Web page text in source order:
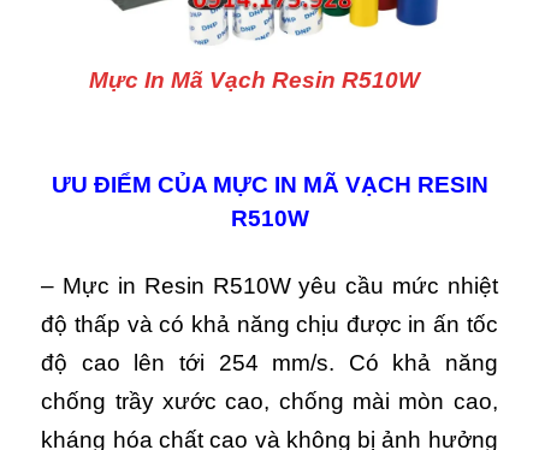
Mực In Mã Vạch Resin R510W
ƯU ĐIỂM CỦA MỰC IN MÃ VẠCH RESIN
R510W
– Mực in Resin R510W yêu cầu mức nhiệt
độ thấp và có khả năng chịu được in ấn tốc
độ cao lên tới 254 mm/s. Có khả năng
chống trầy xước cao, chống mài mòn cao,
kháng hóa chất cao và không bị ảnh hưởng